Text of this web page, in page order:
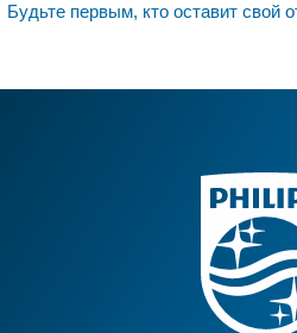
Будьте первым, кто оставит свой